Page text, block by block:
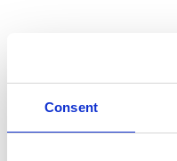
Consent
Moedig werknemers
communiceren. Het is